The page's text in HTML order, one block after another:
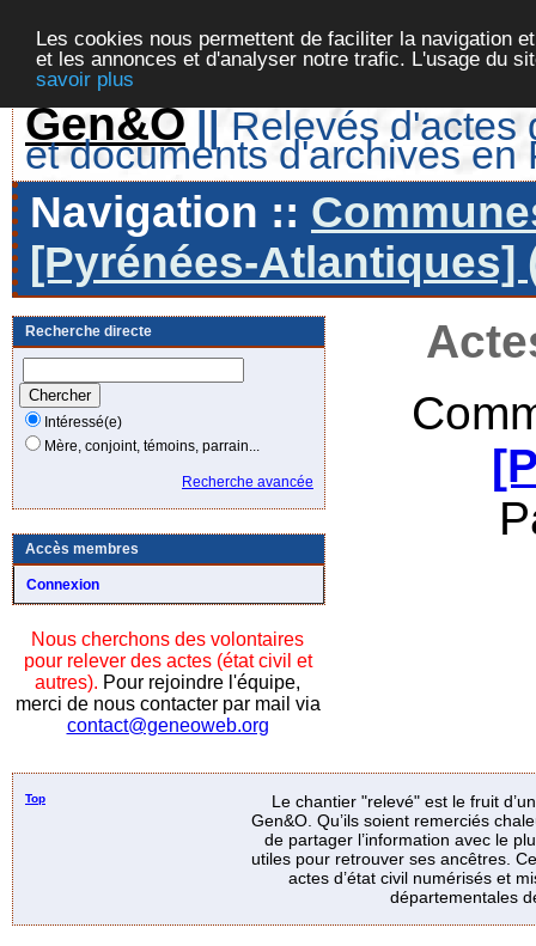
Les cookies nous permettent de faciliter la navigation
et les annonces et d'analyser notre trafic. L'usage du
savoir plus
Gen&O || Relevés d'actes
et documents d'archives en
Navigation ::
[Pyrénées-Atlantiques]
Recherche directe
Intéressé(e)
Mère, conjoint, témoins, parrain...
Recherche avancée
Accès membres
Connexion
Nous cherchons des volontaires
pour relever des actes (état civil et
autres). Pour rejoindre l'équipe,
merci de nous contacter par mail via
contact@geneoweb.org
Top
Le chantier "relevé" est le fruit
Gen&O. Qu’ils soient remerciés
de partager l’information avec le
utiles pour retrouver ses ancêtres.
actes d’état civil numérisés et
départementales